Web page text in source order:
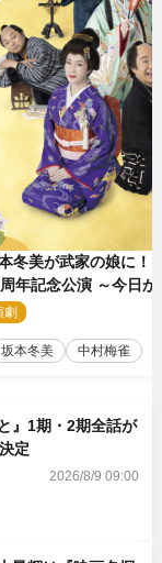
冬美が武家の娘に
年記念公演 ～今日か
メインビジュアル公
劇
坂本冬美 中村梅雀
』1期・2期全話が
定
2026/8/9 09:00